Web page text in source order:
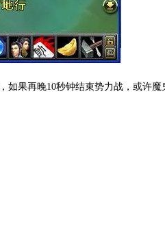
果再晚10秒钟结束势力战，或许